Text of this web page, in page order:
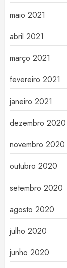
maio 2021
abril 2021
março 2021
fevereiro 2021
janeiro 2021
dezembro 2020
novembro 2020
outubro 2020
setembro 2020
agosto 2020
julho 2020
junho 2020